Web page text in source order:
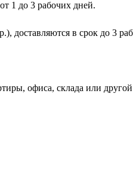
1 до 3 рабочих дней.
доставляются в срок до 3
офиса, склада или